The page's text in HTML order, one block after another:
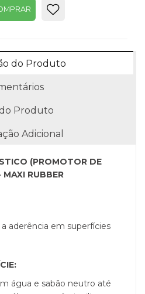
do Produto
Produto
Adicional
(PROMOTOR DE
RUBBER
aderência em superfícies
água e sabão neutro até